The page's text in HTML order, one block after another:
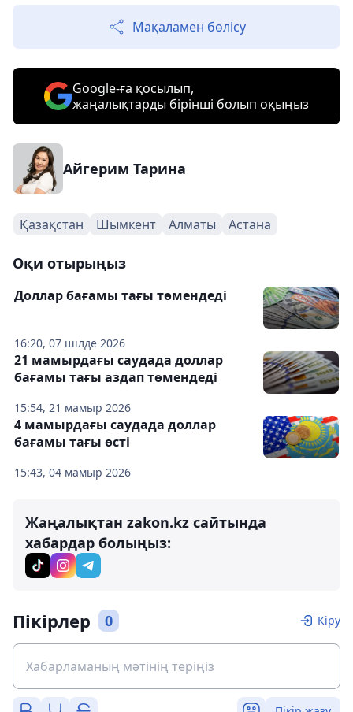
Мақаламен бөлісу
Google-ға қосылып,
жаңалықтарды бірінші болып оқыңыз
Айгерим Тарина
Қазақстан Шымкент Алматы Астана
Оқи отырыңыз
16:20, 07 шілде 2026
Доллар бағамы тағы төмендеді
15:54, 21 мамыр 2026
21 мамырдағы саудада доллар
бағамы тағы аздап төмендеді
15:43, 04 мамыр 2026
4 мамырдағы саудада доллар
бағамы тағы өсті
Жаңалықтан zakon.kz сайтында
хабардар болыңыз:
Пікірлер 0 Кіру